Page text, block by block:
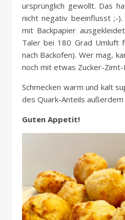
ursprünglich gewollt. Das
nicht negativ beeinflusst ;-
mit Backpapier
Taler bei 180 Grad Umluft
nach Backofen). Wer mag,
noch mit etwas Zucker-
Schmecken warm und kalt
des Quark-Anteils
Guten Appetit!